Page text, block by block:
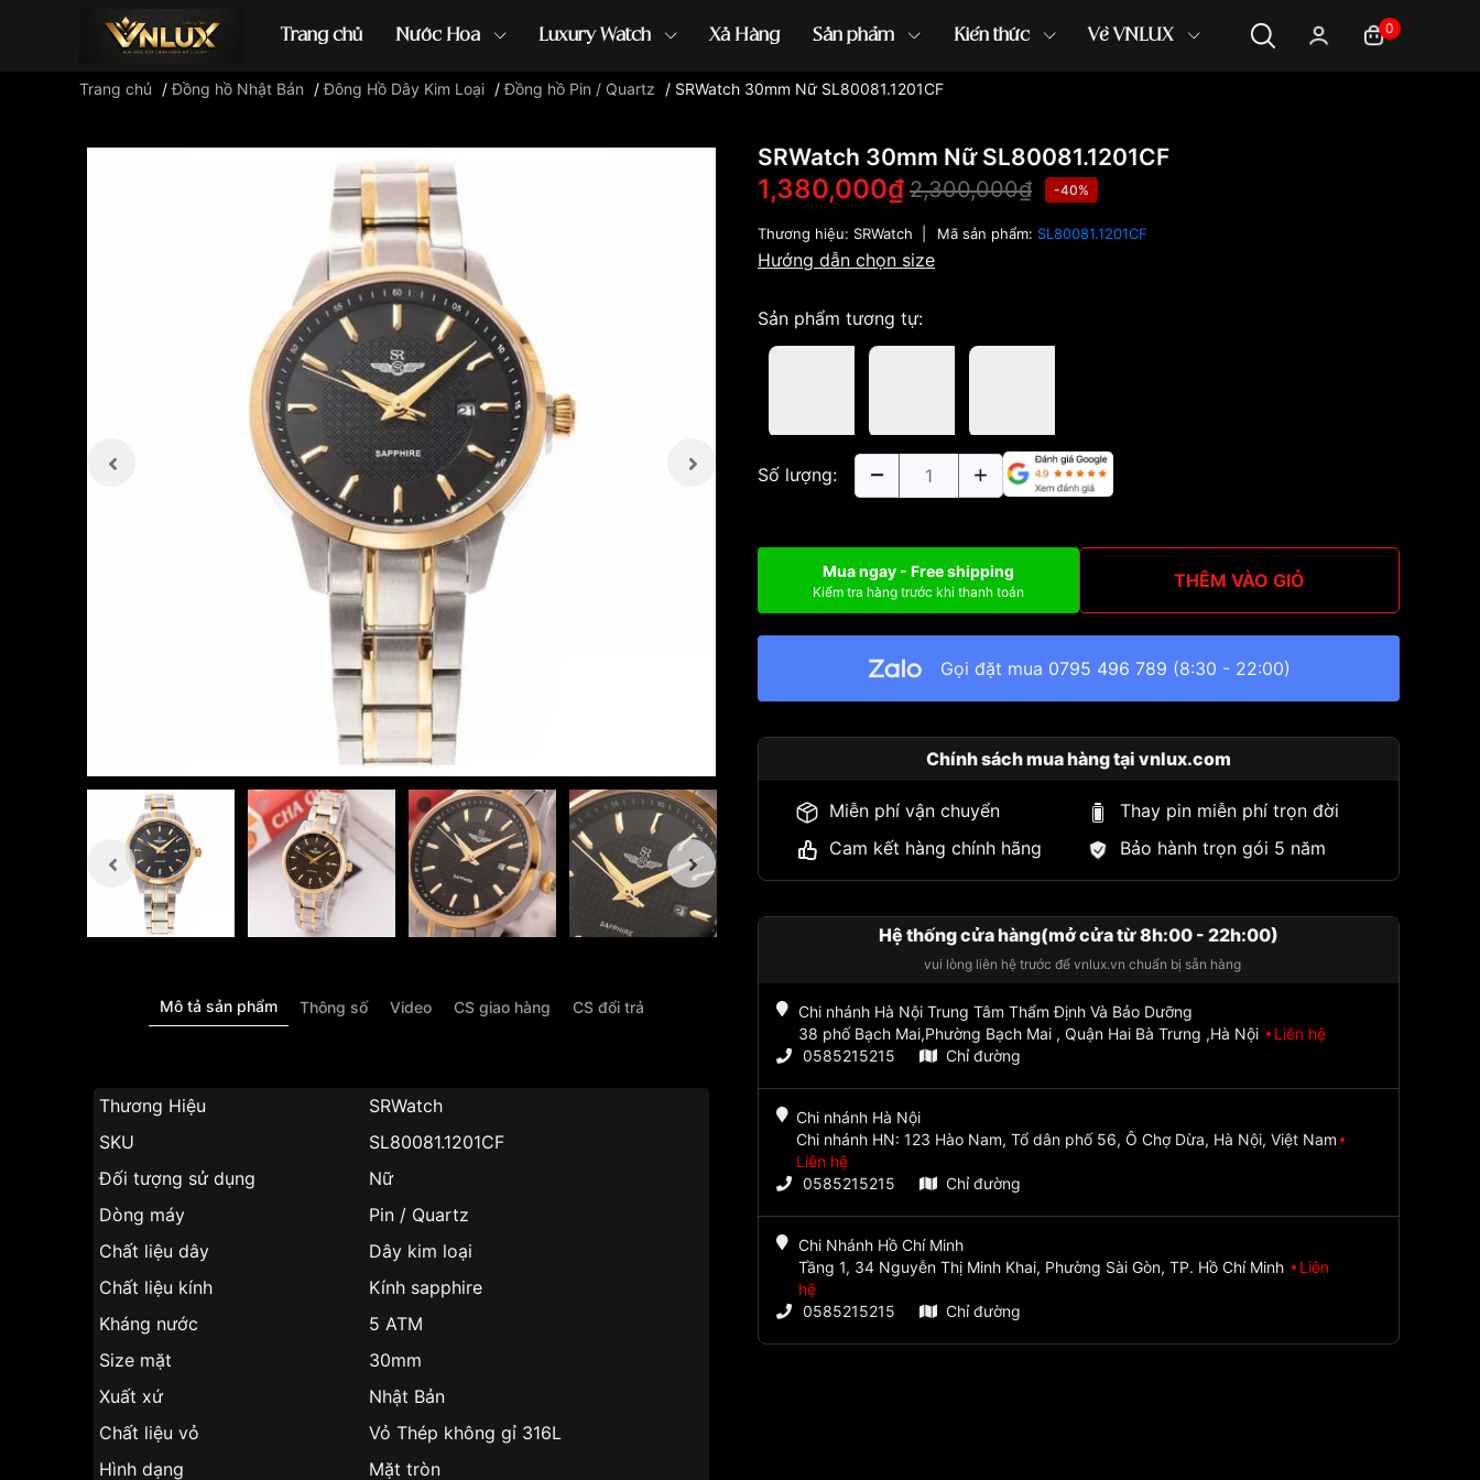
Trang chủ Nước Hoa Luxury Watch Xả Hàng Sản phẩm Kiến thức Về VNLUX 0
Đồng hồ casio đồng hồ G-Shock đồng hồ Orient ...
Trang chủ /Đồng hồ Nhật Bản /Đông Hồ Dây Kim Loại /Đồng hồ Pin / Quartz / SRWatch 30mm Nữ SL80081.1201CF
Mô tả sản phẩm Thông số Video CS giao hàng CS đổi trả
Thương Hiệu
SRWatch
SKU
SL80081.1201CF
Đối tượng sử dụng
Nữ
Dòng máy
Pin / Quartz
Chất liệu dây
Dây kim loại
Chất liệu kính
Kính sapphire
Kháng nước
5 ATM
Size mặt
30mm
Xuất xứ
Nhật Bản
Chất liệu vỏ
Vỏ Thép không gỉ 316L
Hình dạng
Mặt tròn
SRWatch 30mm Nữ SL80081.1201CF
1,380,000₫ 2,300,000₫ -40%
Thương hiệu: SRWatch Mã sản phẩm: SL80081.1201CF
Hướng dẫn chọn size
Sản phẩm tương tự:
Số lượng:
Mua ngay - Free shipping
Kiểm tra hàng trước khi thanh toán THÊM VÀO GIỎ
Gọi đặt mua 0795 496 789 (8:30 - 22:00)
Chính sách mua hàng tại vnlux.com
Miễn phí vận chuyển
Thay pin miễn phí trọn đời
Cam kết hàng chính hãng
Bảo hành trọn gói 5 năm
Hệ thống cửa hàng(mở cửa từ 8h:00 - 22h:00)
vui lòng liên hệ trước để vnlux.vn chuẩn bị sẵn hàng
Chi nhánh Hà Nội Trung Tâm Thẩm Định Và Bảo Dưỡng
38 phố Bạch Mai,Phường Bạch Mai , Quận Hai Bà Trưng ,Hà Nội
Liên hệ
0585215215
Chỉ đường
Chi nhánh Hà Nội
Chi nhánh HN: 123 Hào Nam, Tổ dân phố 56, Ô Chợ Dừa, Hà Nội, Việt Nam
Liên hệ
0585215215
Chỉ đường
Chi Nhánh Hồ Chí Minh
Tầng 1, 34 Nguyễn Thị Minh Khai, Phường Sài Gòn, TP. Hồ Chí Minh
Liên
hệ
0585215215
Chỉ đường